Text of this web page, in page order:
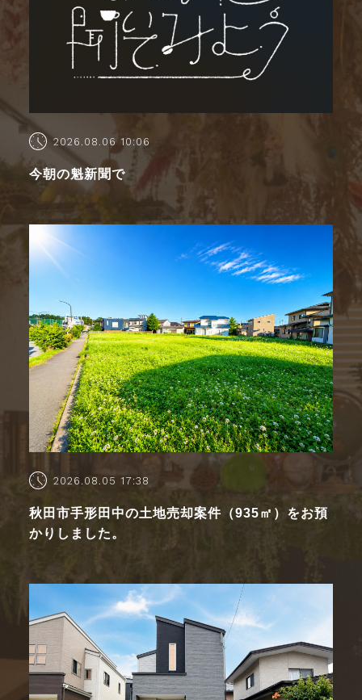
2026.08.06 10:06
今朝の魁新聞で
2026.08.05 17:38
秋田市手形田中の土地売却案件（935㎡）をお預
かりしました。